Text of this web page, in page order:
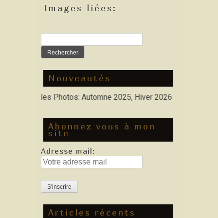
Images liées:
Nouveautés
Photos: Automne 2025, Hiver 2026
Abonnez vous à mon
site
Adresse mail:
Articles récents